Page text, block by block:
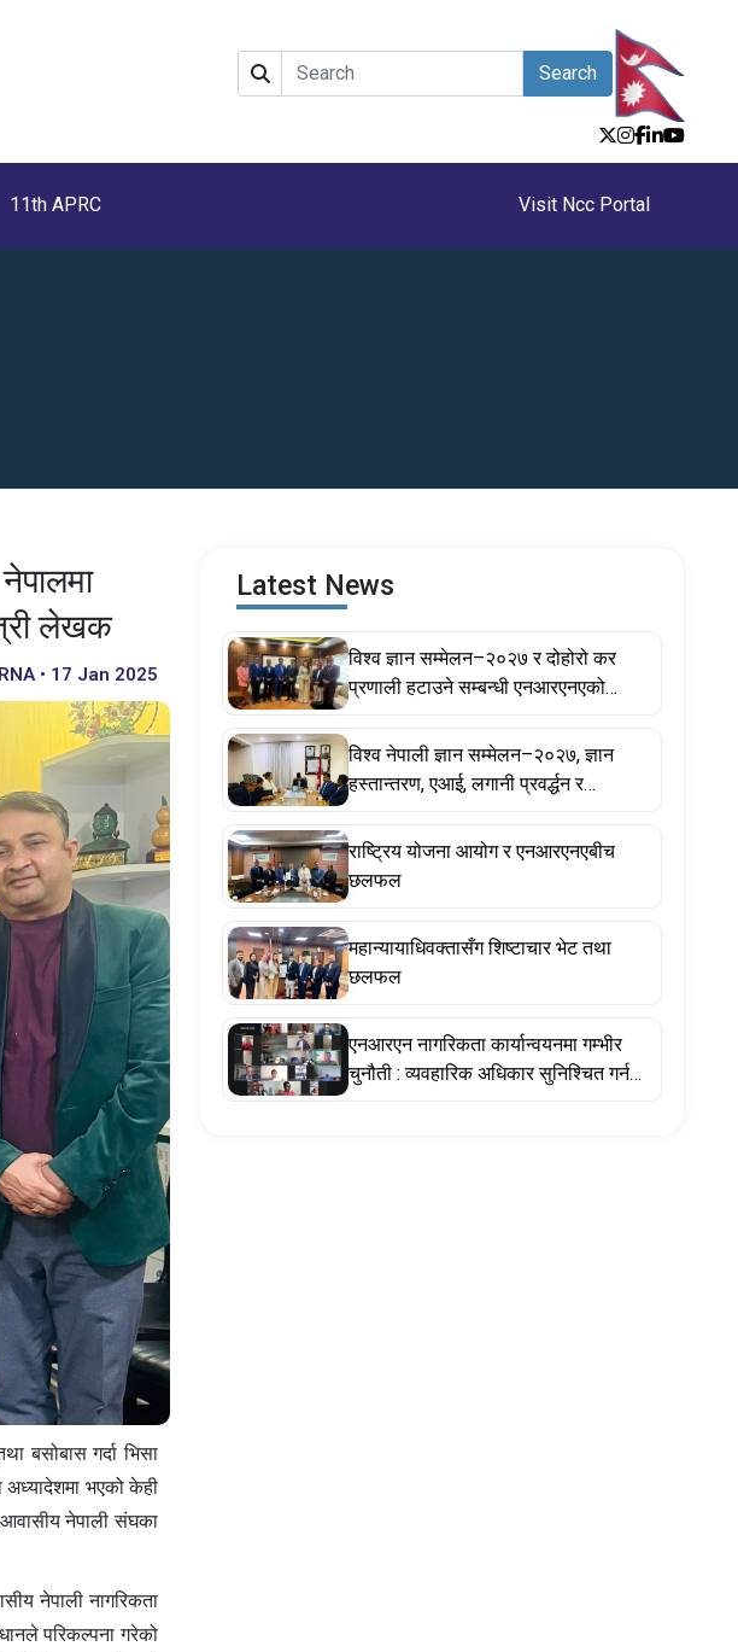
Search
11th APRC Visit Ncc Portal
लेखक
• 17 Jan 2025
बसोबास गर्दा भिसा
अध्यादेशमा भएको केही
नेपाली संघका
नेपाली नागरिकता
परिकल्पना गरेको
Latest News
विश्व ज्ञान सम्मेलन–२०२७ र दोहोरो कर
प्रणाली हटाउने सम्बन्धी एनआरएनएको
प्रतिबद्धता
विश्व नेपाली ज्ञान सम्मेलन–२०२७, ज्ञान
हस्तान्तरण, एआई, लगानी प्रवर्द्धन र
छलफल
राष्ट्रिय योजना आयोग र एनआरएनएबीच
छलफल
महान्यायाधिवक्तासँग शिष्टाचार भेट तथा
छलफल
एनआरएन नागरिकता कार्यान्वयनमा गम्भीर
चुनौती : व्यवहारिक अधिकार सुनिश्चित गर्न